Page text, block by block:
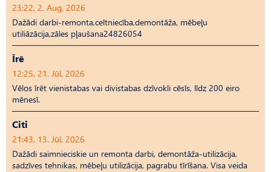
23:22, 2. Aug, 2026
Dažādi darbi-remonta,celtniecība,demontāža, mēbeļu
utiliāzācija,zāles pļaušana24826054
Īrē
12:25, 21. Jūl, 2026
Vēlos īrēt vienistabas vai divistabas dzīvokli cēsīs, līdz 200 eiro
mēnesī.
Citi
21:43, 13. Jūl, 2026
Dažādi saimnieciskie un remonta darbi, demontāža-utilizācija,
sadzīves tehnikas, mēbeļu utilizācija, pagrabu tīrīšana. Visa veida